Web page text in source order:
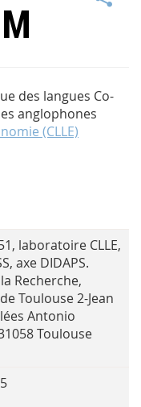
des langues Co-
anglophones
(CLLE)
laboratoire CLLE,
axe DIDAPS.
Recherche,
Toulouse 2-Jean
Antonio
Toulouse